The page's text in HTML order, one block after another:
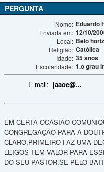
PERGUNTA
Nome: Eduardo
Enviada em: 12/10/
Local: Belo
Religião: Católica
Idade: 35 anos
Escolaridade: 1.o grau
E-mail: jaaoe@...
EM CERTA OCASIÃO
CONGREGAÇÃO PARA A
CLARO,PRIMEIRO FAZ UMA
LEIGOS TEM VALOR PARA
DO SEU PASTOR,SE PELO